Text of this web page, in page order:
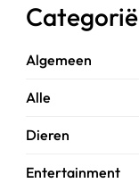
Algemeen
Alle
Dieren
Entertainment